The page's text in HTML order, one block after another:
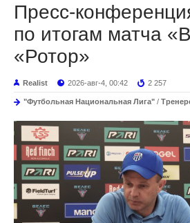
Пресс-
по итогам матча
«Ротор»
Realist 2026-авг-4, 00:42 2 257
"Футбольная Национальная Лига" /